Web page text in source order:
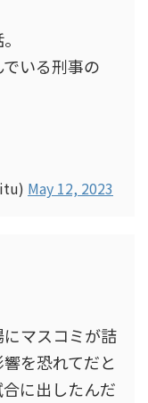
いる刑事の
May 12, 2023
マスコミが詰
を恐れてだと
に出したんだ